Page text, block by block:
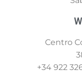
Centro
+34 922